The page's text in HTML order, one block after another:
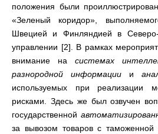
положения были
«Зеленый коридор»,
Швецией и Финляндией в
управлении [2]. В рамках
внимание на системах
разнородной информации и
используемых при реализации
рисками. Здесь же был озвучен
государственной
за вывозом товаров с таможенной